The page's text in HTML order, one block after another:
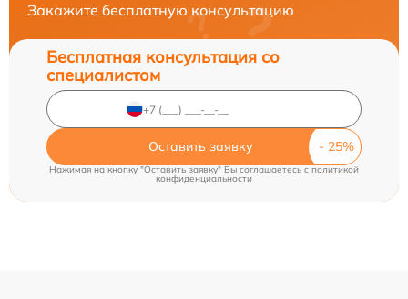
Закажите бесплатную консультацию
Бесплатная консультация со
специалистом
Оставить заявку
Нажимая на кнопку "Оставить заявку" Вы соглашаетесь c политикой
конфиденциальности